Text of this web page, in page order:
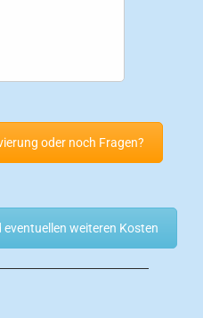
oder noch Fragen?
eventuellen weiteren Kosten